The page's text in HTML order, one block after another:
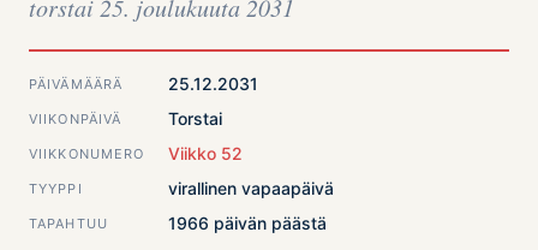
torstai 25. joulukuuta 2031
PÄIVÄMÄÄRÄ 25.12.2031
VIIKONPÄIVÄ Torstai
VIIKKONUMERO Viikko 52
TYYPPI virallinen vapaapäivä
TAPAHTUU 1966 päivän päästä